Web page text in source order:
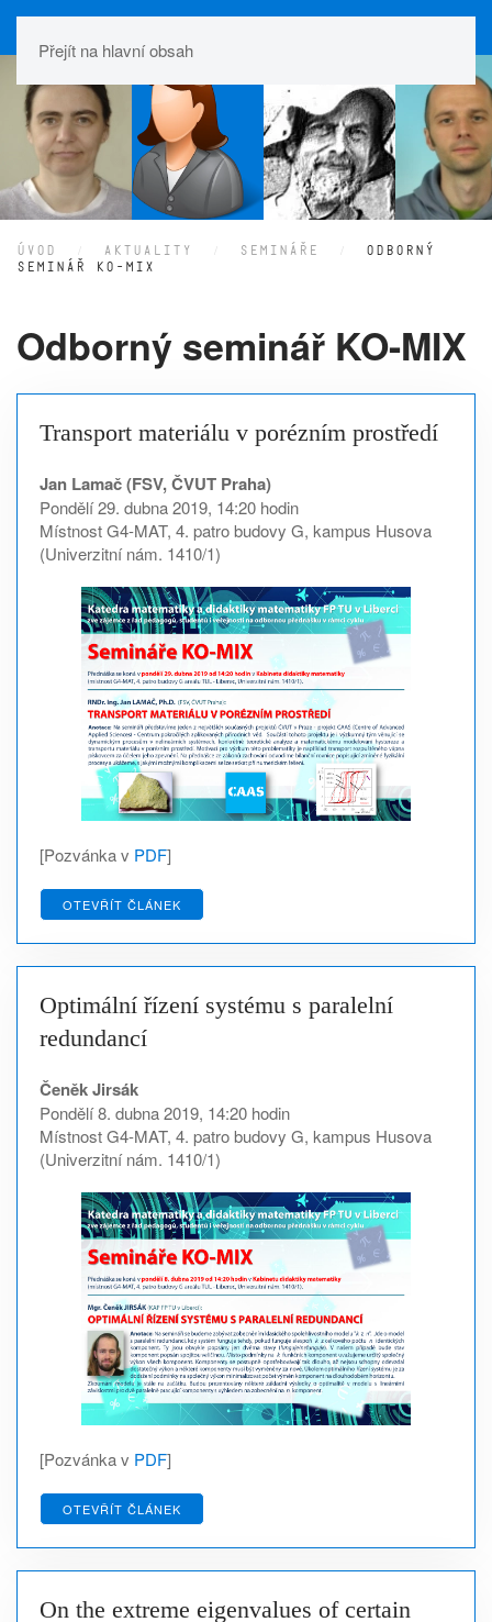
Přejít na hlavní obsah
ÚVOD AKTUALITY SEMINÁŘE
ODBORNÝ
SEMINÁŘ KO-MIX
Odborný seminář KO-MIX
Transport materiálu v porézním prostředí
Jan Lamač (FSV, ČVUT Praha)
Pondělí 29. dubna 2019, 14:20 hodin
Místnost G4-MAT, 4. patro budovy G, kampus Husova
(Univerzitní nám. 1410/1)
[Pozvánka v PDF]
OTEVŘÍT ČLÁNEK
Optimální řízení systému s paralelní
redundancí
Čeněk Jirsák
Pondělí 8. dubna 2019, 14:20 hodin
Místnost G4-MAT, 4. patro budovy G, kampus Husova
(Univerzitní nám. 1410/1)
[Pozvánka v PDF]
OTEVŘÍT ČLÁNEK
On the extreme eigenvalues of certain